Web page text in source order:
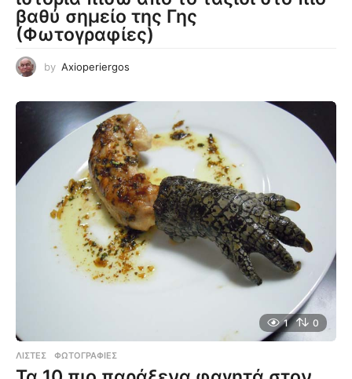
βαθύ σημείο της Γης
(Φωτογραφίες)
by Axioperiergos
1 0
ΛΊΣΤΕΣ ,ΦΩΤΟΓΡΑΦΊΕΣ